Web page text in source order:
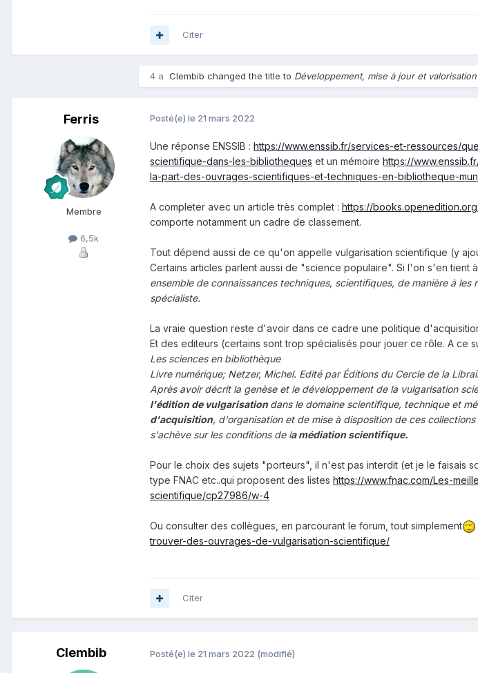
Citer
4 a Clembib changed the title to Développement, mise à jour et
Ferris
Membre
6,5k
Posté(e) le 21 mars 2022
Une réponse ENSSIB : https://www.enssib.fr/services-et-ressources/
scientifique-dans-les-bibliotheques et un mémoire https://
la-part-des-ouvrages-scientifiques-et-techniques-en-bibliotheque-
A completer avec un article très complet : https://
comporte notamment un cadre de classement.
Tout dépend aussi de ce qu'on appelle vulgarisation scientifique (y
Certains articles parlent aussi de "science populaire". Si l'on s'en tient
ensemble de connaissances techniques, scientifiques, de manière à les
spécialiste.
La vraie question reste d'avoir dans ce cadre une politique
Et des editeurs (certains sont trop spécialisés pour jouer ce rôle. A ce
Les sciences en bibliothèque
Livre numérique; Netzer, Michel. Edité par Éditions du Cercle de la
Après avoir décrit la genèse et le développement de la vulgarisation
l'édition de vulgarisationdans le domaine scientifique, technique et
d'acquisition, d'organisation et de mise à disposition de ces
s'achève sur les conditions de la médiation scientifique.
Pour le choix des sujets "porteurs", il n'est pas interdit (et je le faisais
type FNAC etc..qui proposent des listes https://www.fnac.com/Les-
scientifique/cp27986/w-4
Ou consulter des collègues, en parcourant le forum, tout simplement
trouver-des-ouvrages-de-vulgarisation-scientifique/
Citer
Clembib Posté(e) le 21 mars 2022 (modifié)